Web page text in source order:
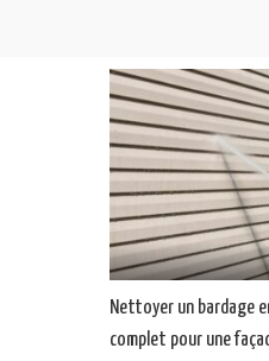
Nettoyer un bardage
complet pour une